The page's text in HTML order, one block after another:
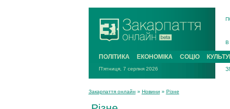
В
В
ПОЛІТИКА ЕКОНОМІКА СОЦІО
П'ятниця, 7 серпня 2026
Закарпаття онлайн » Новини » Різне